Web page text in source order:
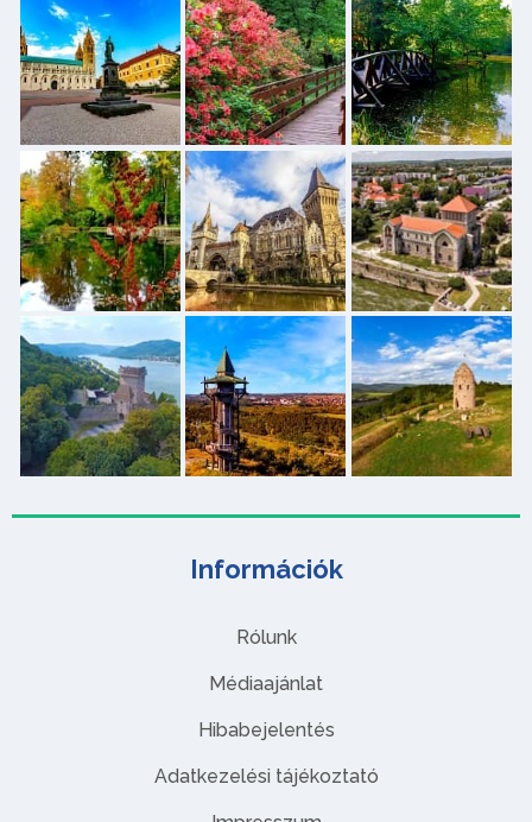
Információk
Rólunk
Médiaajánlat
Hibabejelentés
Adatkezelési tájékoztató